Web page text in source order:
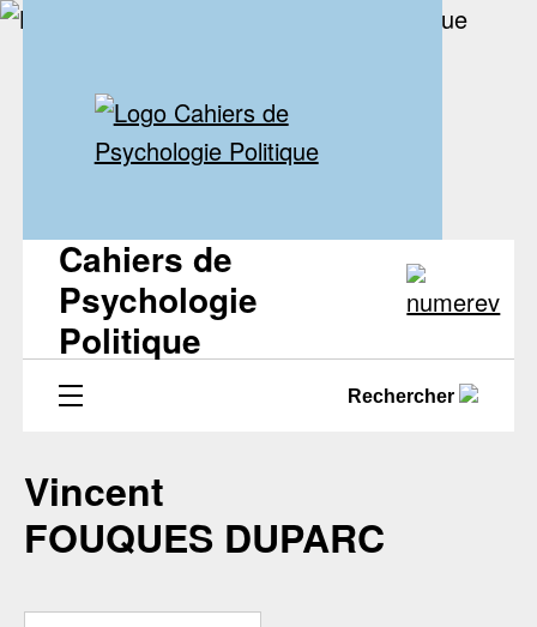
Cahiers de
Psychologie
Politique
Rechercher
Vincent
FOUQUES DUPARC